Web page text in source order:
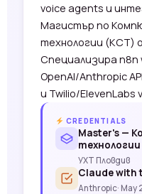
voice agents и
Магистър по
технологии (КСТ)
Специализира
OpenAI/Anthropic
и Twilio/ElevenLabs
CREDENTIALS
Master's —
технологии
УХТ Пловдив
Claude with
Anthropic· May